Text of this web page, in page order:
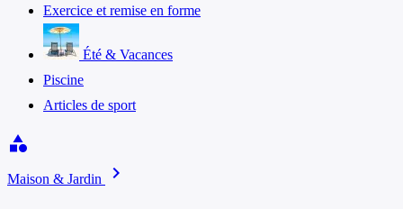
Exercice et remise en forme
Été & Vacances
Piscine
Articles de sport
category
Maison & Jardin chevron_right